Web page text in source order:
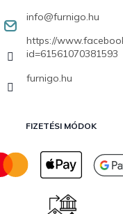
info@furnigo.hu
https://
id=61561070381593
furnigo.hu
FIZETÉSI MÓDOK